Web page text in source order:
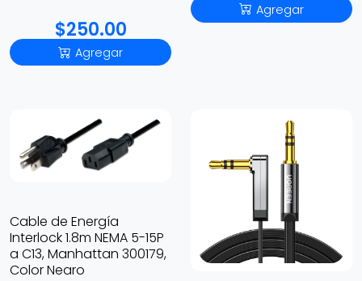
$250.00
Agregar
Agregar
Cable de Energía
Interlock 1.8m NEMA 5-15P
a C13, Manhattan 300179,
Color Negro